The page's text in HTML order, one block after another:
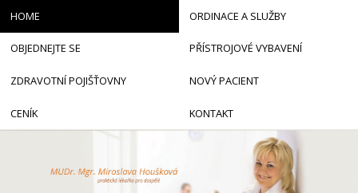
HOME ORDINACE A SLUŽBY
OBJEDNEJTE SE PŘÍSTROJOVÉ VYBAVENÍ
ZDRAVOTNÍ POJIŠŤOVNY NOVÝ PACIENT
CENÍK KONTAKT